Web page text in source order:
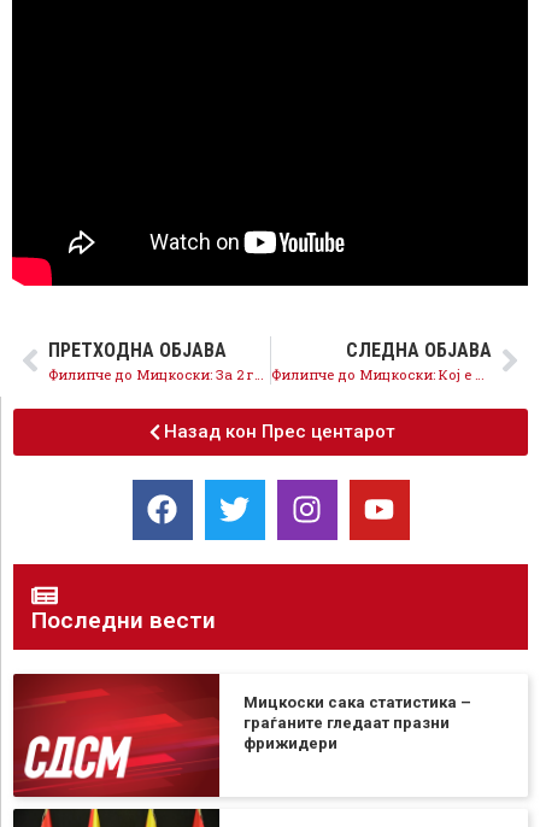
ПРЕТХОДНА ОБЈАВА СЛЕДНА ОБЈАВА
Назад кон Прес центарот
Последни вести
Мицкоски сака статистика –
граѓаните гледаат празни
фрижидери